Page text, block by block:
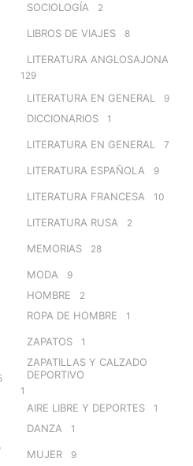
SOCIOLOGÍA 2
LIBROS DE VIAJES 8
LITERATURA ANGLOSAJONA
129
LITERATURA EN GENERAL 9
DICCIONARIOS 1
LITERATURA EN GENERAL 7
LITERATURA ESPAÑOLA 9
LITERATURA FRANCESA 10
LITERATURA RUSA 2
MEMORIAS 28
MODA 9
HOMBRE 2
ROPA DE HOMBRE 1
ZAPATOS 1
ZAPATILLAS Y CALZADO
DEPORTIVO
1
AIRE LIBRE Y DEPORTES 1
DANZA 1
MUJER 9